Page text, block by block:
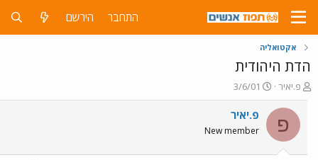
התחבר הירשם
אקטואליה
הדת היהודית
פ
ו
ת
ח
ה
פ.יאיר
פ
ו
ר
ם
3/6/01
פ פ.יאיר
New member